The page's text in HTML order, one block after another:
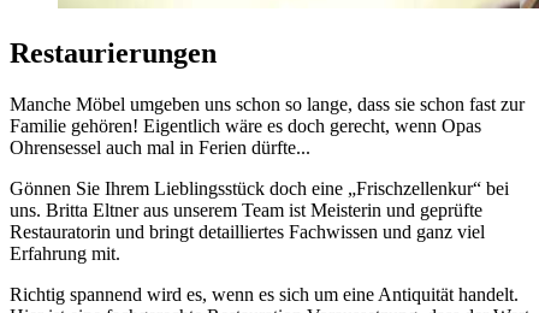
Restaurierungen
Manche Möbel umgeben uns schon so lange, dass sie schon fast zur
Familie gehören! Eigentlich wäre es doch gerecht, wenn Opas
Ohrensessel auch mal in Ferien dürfte...
Gönnen Sie Ihrem Lieblingsstück doch eine „Frischzellenkur“ bei
uns. Britta Eltner aus unserem Team ist Meisterin und geprüfte
Restauratorin und bringt detailliertes Fachwissen und ganz viel
Erfahrung mit.
Richtig spannend wird es, wenn es sich um eine Antiquität handelt.